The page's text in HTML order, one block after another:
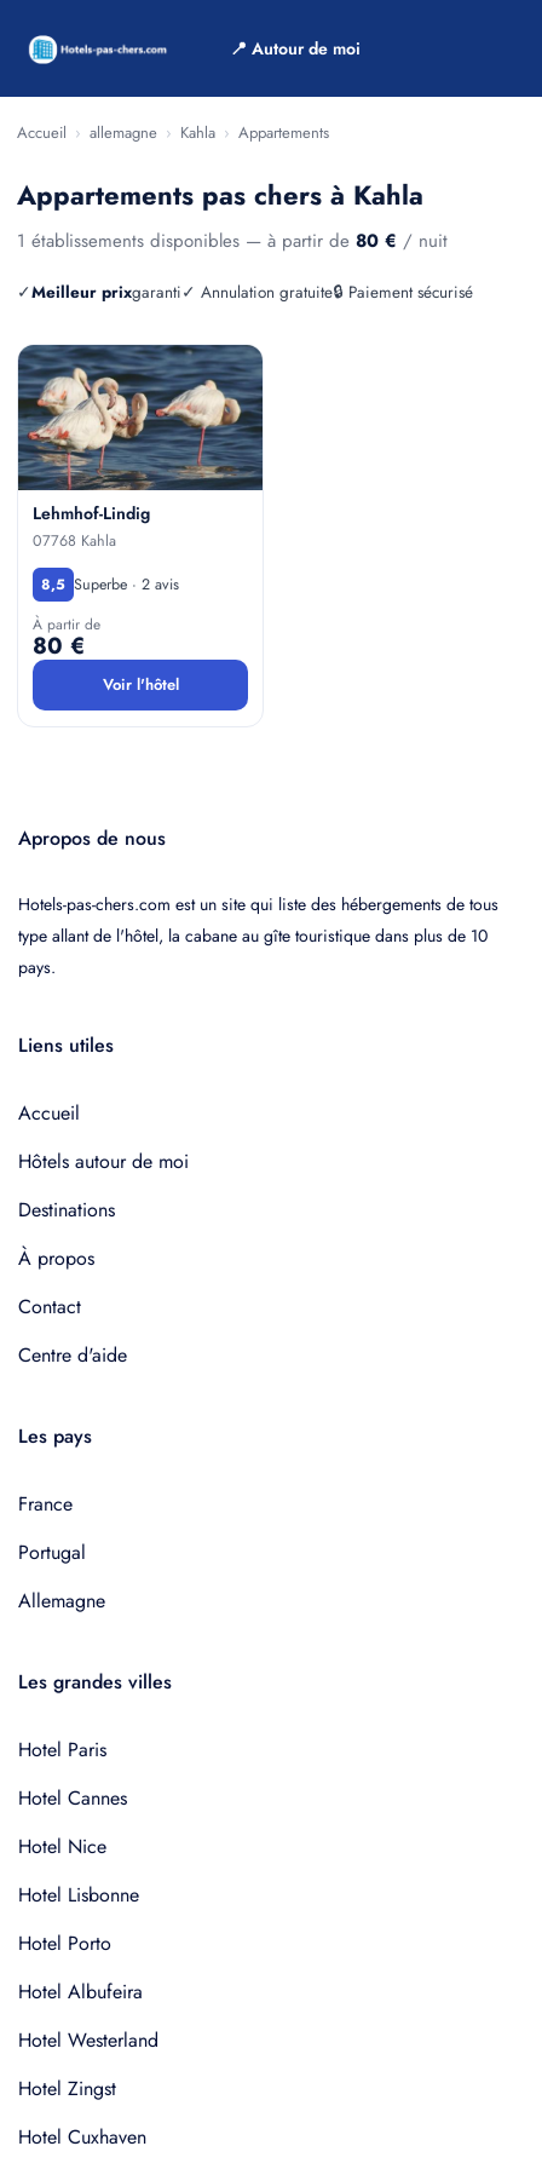
📍 Autour de moi
Accueil › allemagne › Kahla › Appartements
Appartements pas chers à Kahla
1 établissements disponibles — à partir de 80 € / nuit
✓Meilleur prixgaranti✓ Annulation gratuite🔒 Paiement sécurisé
Lehmhof-Lindig
07768 Kahla
8,5 Superbe · 2 avis
À partir de
80 €
Voir l'hôtel
Apropos de nous
Hotels-pas-chers.com est un site qui liste des hébergements de tous
type allant de l'hôtel, la cabane au gîte touristique dans plus de 10
pays.
Liens utiles
Accueil
Hôtels autour de moi
Destinations
À propos
Contact
Centre d'aide
Les pays
France
Portugal
Allemagne
Les grandes villes
Hotel Paris
Hotel Cannes
Hotel Nice
Hotel Lisbonne
Hotel Porto
Hotel Albufeira
Hotel Westerland
Hotel Zingst
Hotel Cuxhaven